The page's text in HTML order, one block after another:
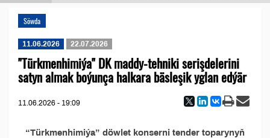
Söwda
11.06.2026 22.07.2026
"Türkmenhimiýa" DK maddy-tehniki serişdelerini
satyn almak boýunça halkara bäsleşik yglan edýär
11.06.2026 - 19:09
“Türkmenhimiýa” döwlet konserni tender toparynyň